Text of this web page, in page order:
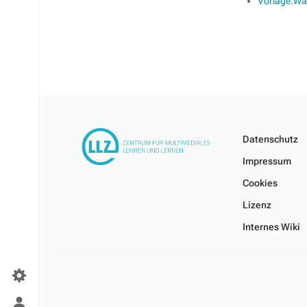
Datenschutz
Impressum
Cookies
Lizenz
Internes Wiki